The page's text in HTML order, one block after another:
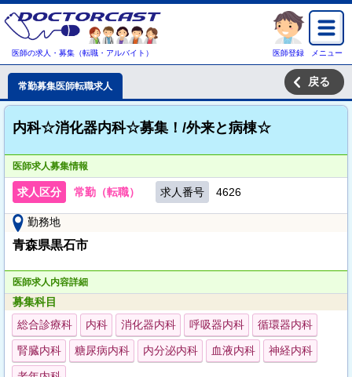
医師の求人・募集（転職・アルバイト） 医師登録 メニュー
常勤募集医師転職求人 戻る
内科☆消化器内科☆募集！/外来と病棟☆
医師求人募集情報
求人区分 常勤（転職） 求人番号 4626
勤務地
青森県黒石市
医師求人内容詳細
募集科目
総合診療科
内科 消化器内科 呼吸器内科 循環器内科
腎臓内科 糖尿病内科 内分泌内科 血液内科 神経内科